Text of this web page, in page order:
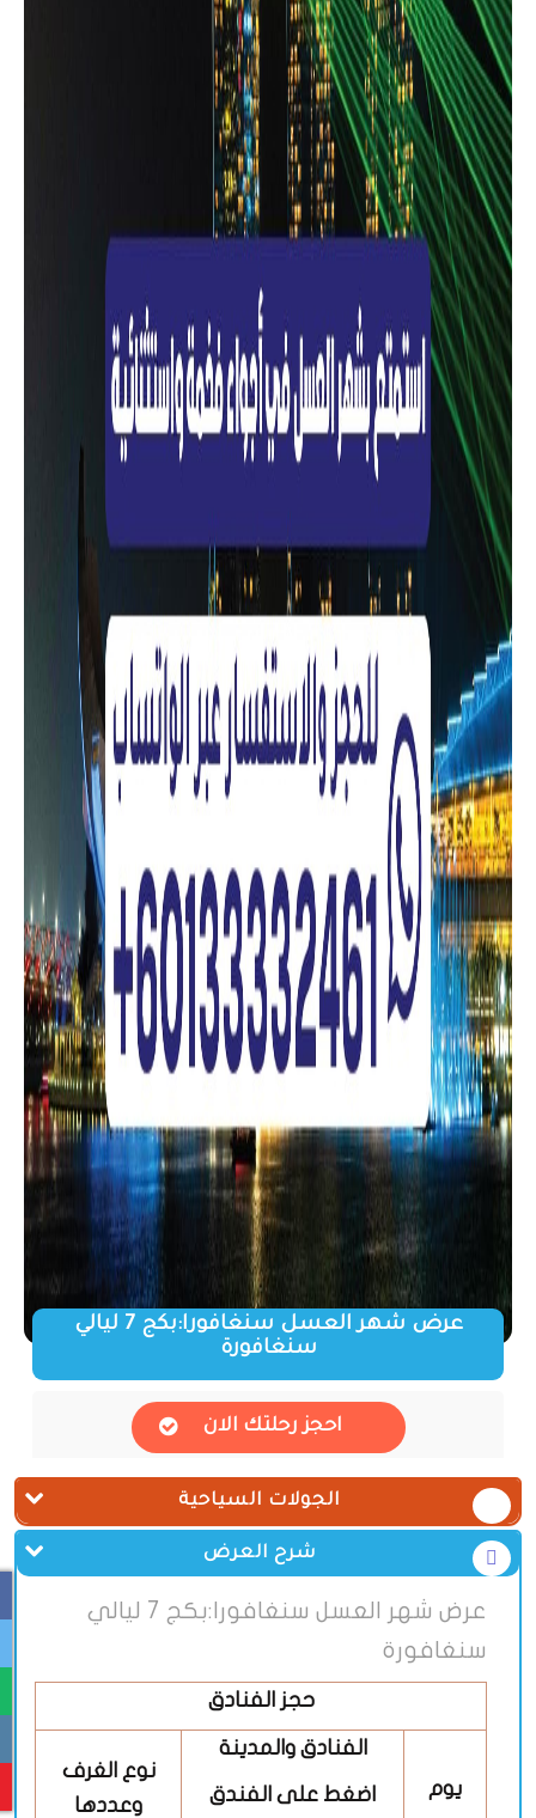
عرض شهر العسل سنغافورا:بكج 7 ليالي
سنغافورة
احجز رحلتك الان
الجولات السياحية
شرح العرض
عرض شهر العسل سنغافورا:بكج 7 ليالي
سنغافورة
حجز الفنادق
يوم
الفنادق والمدينة
اضغط على الفندق
نوع الغرف
وعددها